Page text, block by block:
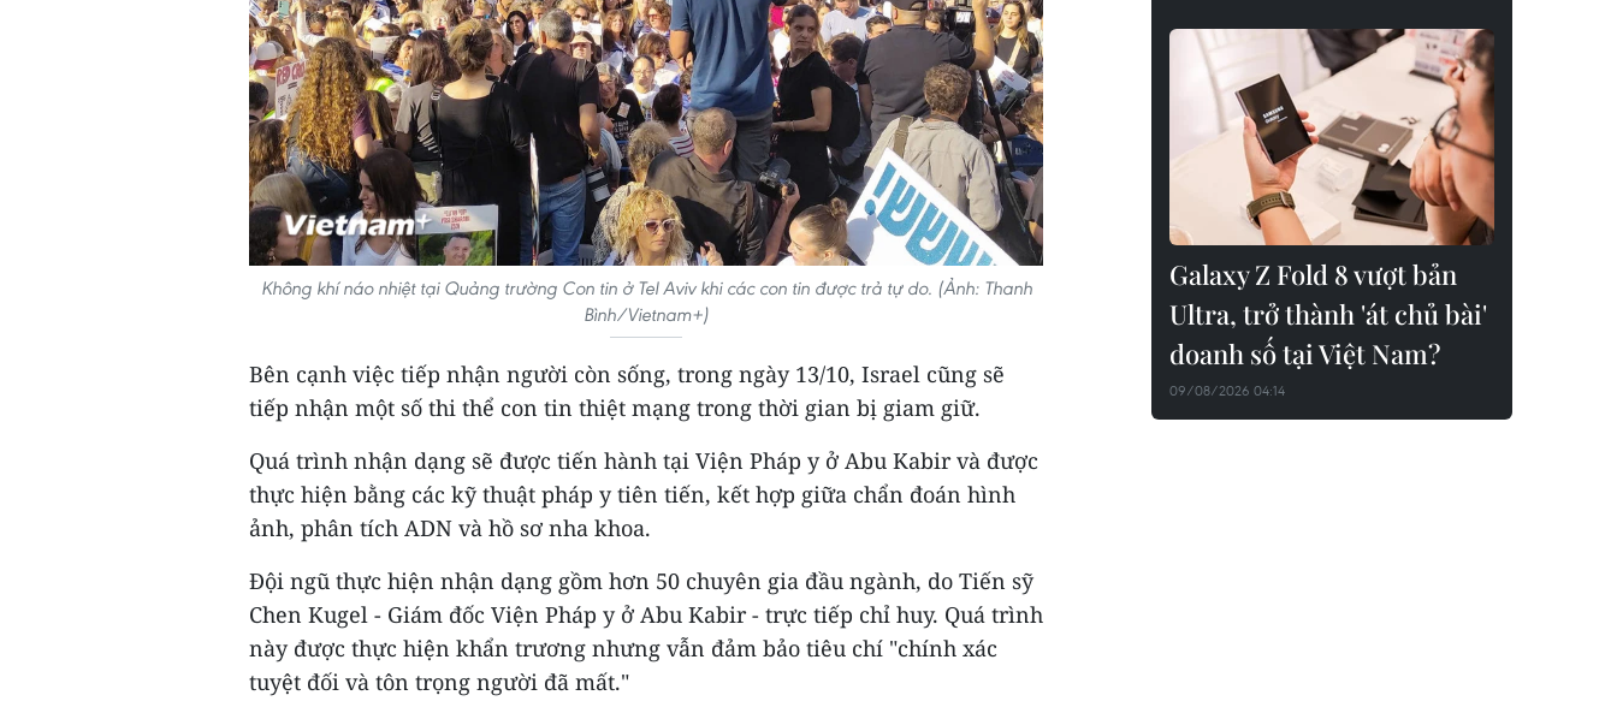
Không khí náo nhiệt tại Quảng trường Con tin ở Tel Aviv khi các con tin được trả tự do. (Ảnh: Thanh
Bình/Vietnam+)
Bên cạnh việc tiếp nhận người còn sống, trong ngày 13/10, Israel cũng sẽ
tiếp nhận một số thi thể con tin thiệt mạng trong thời gian bị giam giữ.
Quá trình nhận dạng sẽ được tiến hành tại Viện Pháp y ở Abu Kabir và được
thực hiện bằng các kỹ thuật pháp y tiên tiến, kết hợp giữa chẩn đoán hình
ảnh, phân tích ADN và hồ sơ nha khoa.
Đội ngũ thực hiện nhận dạng gồm hơn 50 chuyên gia đầu ngành, do Tiến sỹ
Chen Kugel - Giám đốc Viện Pháp y ở Abu Kabir - trực tiếp chỉ huy. Quá trình
này được thực hiện khẩn trương nhưng vẫn đảm bảo tiêu chí "chính xác
tuyệt đối và tôn trọng người đã mất."
Galaxy Z Fold 8 vượt bản
Ultra, trở thành 'át chủ bài'
doanh số tại Việt Nam?
09/08/2026 04:14